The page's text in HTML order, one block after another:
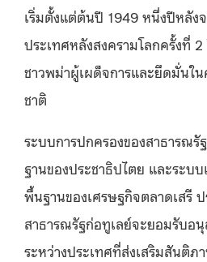
เริ่มตั้งแต่ต้นปี 1949 หนึ่งปีหลังจ
ประเทศหลังสงครามโลกครั้งที่
ชาวพม่าผู้เผด็จการและยึดมั่นใน
ชาติ
ระบบการปกครองของสาธารณ
ฐานของประชาธิปไตย และระบ
พื้นฐานของเศรษฐกิจตลาดเสรี
สาธารณรัฐก่อทูเลย์จะยอมรับ
ระหว่างประเทศที่ส่งเสริมสันติภ